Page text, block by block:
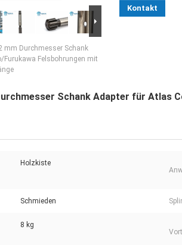
mm Durchmesser Schank
Furukawa Felsbohrungen mit
Kontakt
Schank Adapter für Atlas
Holzkiste
Schmieden
8 kg